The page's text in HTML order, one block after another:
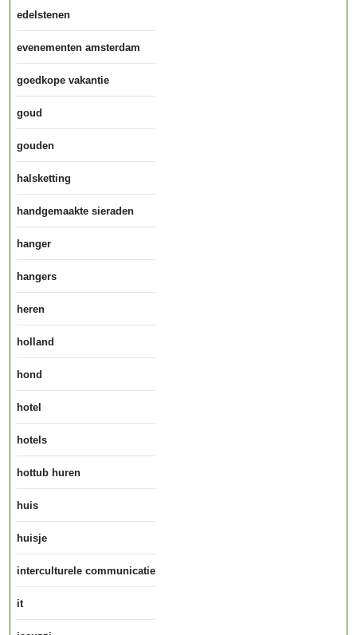
edelstenen
evenementen amsterdam
goedkope vakantie
goud
gouden
halsketting
handgemaakte sieraden
hanger
hangers
heren
holland
hond
hotel
hotels
hottub huren
huis
huisje
interculturele communicatie
it